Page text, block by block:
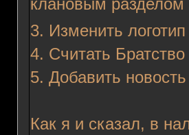
клановым
3. Изменить
4. Считать
5. Добавить
Как я и сказал, в